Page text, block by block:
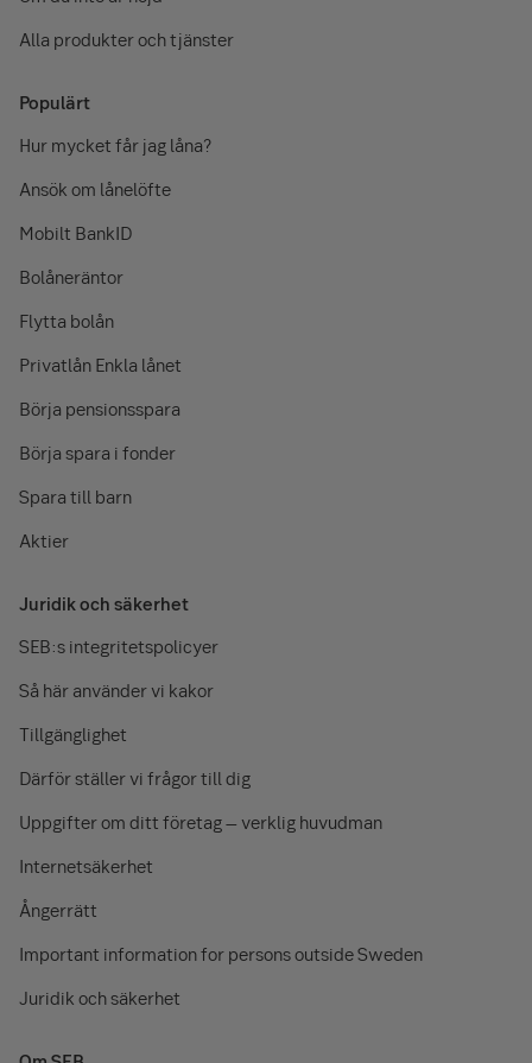
Alla produkter och tjänster
Populärt
Hur mycket får jag låna?
Ansök om lånelöfte
Mobilt BankID
Bolåneräntor
Flytta bolån
Privatlån Enkla lånet
Börja pensionsspara
Börja spara i fonder
Spara till barn
Aktier
Juridik och säkerhet
SEB:s integritetspolicyer
Så här använder vi kakor
Tillgänglighet
Därför ställer vi frågor till dig
Uppgifter om ditt företag – verklig huvudman
Internetsäkerhet
Ångerrätt
Important information for persons outside Sweden
Juridik och säkerhet